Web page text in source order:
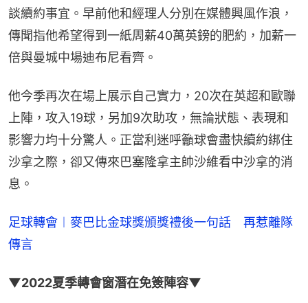
談續約事宜。早前他和經理人分別在媒體興風作浪，
傳聞指他希望得到一紙周薪40萬英鎊的肥約，加薪一
倍與曼城中場迪布尼看齊。
他今季再次在場上展示自己實力，20次在英超和歐聯
上陣，攻入19球，另加9次助攻，無論狀態、表現和
影響力均十分驚人。正當利迷呼籲球會盡快續約綁住
沙拿之際，卻又傳來巴塞隆拿主帥沙維看中沙拿的消
息。
足球轉會︱麥巴比金球獎頒獎禮後一句話　再惹離隊
傳言
▼2022夏季轉會窗潛在免簽陣容▼